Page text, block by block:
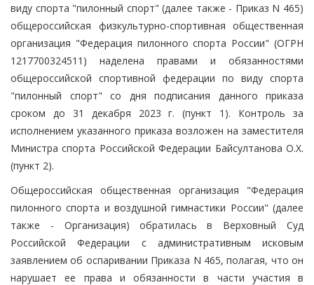
виду спорта "пилонный спорт" (далее также - Приказ N 465)
общероссийская физкультурно-спортивная общественная
организация "Федерация пилонного спорта России" (ОГРН
1217700324511) наделена правами и обязанностями
общероссийской спортивной федерации по виду спорта
"пилонный спорт" со дня подписания данного приказа
сроком до 31 декабря 2023 г. (пункт 1). Контроль за
исполнением указанного приказа возложен на заместителя
Министра спорта Российской Федерации Байсултанова О.Х.
(пункт 2).
Общероссийская общественная организация "Федерация
пилонного спорта и воздушной гимнастики России" (далее
также - Организация) обратилась в Верховный Суд
Российской Федерации с административным исковым
заявлением об оспаривании Приказа N 465, полагая, что он
нарушает ее права и обязанности в части участия в